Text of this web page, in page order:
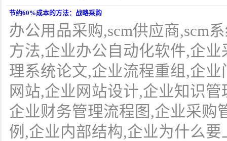
节约60%成本的方法：战略采购
办公用品采购,scm供应商,scm
方法,企业办公自动化软件,企
理系统论文,企业流程重组,企
网站,企业网站设计,企业知识
企业财务管理流程图,企业采购
例,企业内部结构,企业为什么要